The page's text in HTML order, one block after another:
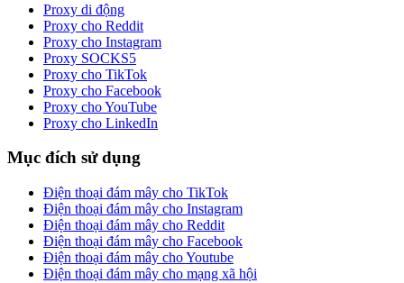
Proxy di động
Proxy cho Reddit
Proxy cho Instagram
Proxy SOCKS5
Proxy cho TikTok
Proxy cho Facebook
Proxy cho YouTube
Proxy cho LinkedIn
Mục đích sử dụng
Điện thoại đám mây cho TikTok
Điện thoại đám mây cho Instagram
Điện thoại đám mây cho Reddit
Điện thoại đám mây cho Facebook
Điện thoại đám mây cho Youtube
Điện thoại đám mây cho mạng xã hội